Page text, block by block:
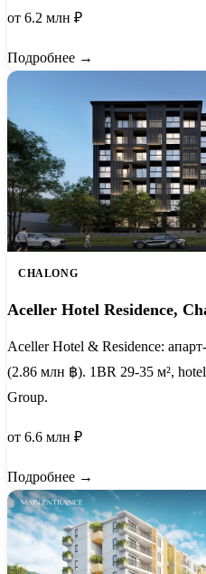
от 6.2 млн ₽
Подробнее →
CHALONG
Aceller Hotel Residence,
Aceller Hotel & Residence:
(2.86 млн ฿). 1BR 29-35 м²,
Group.
от 6.6 млн ₽
Подробнее →